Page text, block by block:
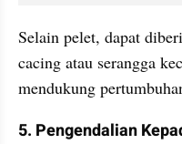
Selain pelet, dapat
cacing atau serangga
mendukung
5. Pengendalian